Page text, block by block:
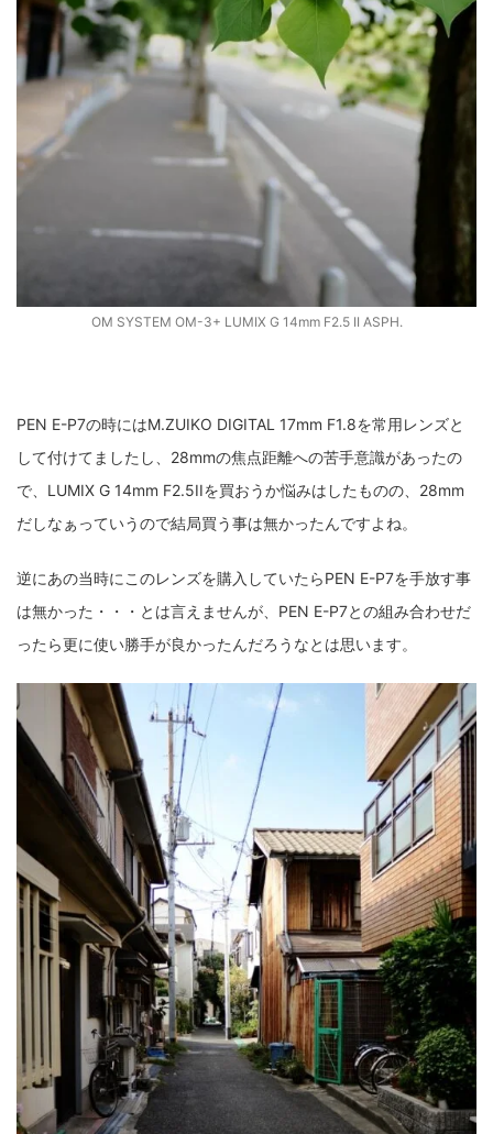
OM SYSTEM OM-3+ LUMIX G 14mm F2.5 II ASPH.
PEN E-P7の時にはM.ZUIKO DIGITAL 17mm F1.8を常用レンズと
して付けてましたし、28mmの焦点距離への苦手意識があったの
で、LUMIX G 14mm F2.5IIを買おうか悩みはしたものの、28mm
だしなぁっていうので結局買う事は無かったんですよね。
逆にあの当時にこのレンズを購入していたらPEN E-P7を手放す事
は無かった・・・とは言えませんが、PEN E-P7との組み合わせだ
ったら更に使い勝手が良かったんだろうなとは思います。